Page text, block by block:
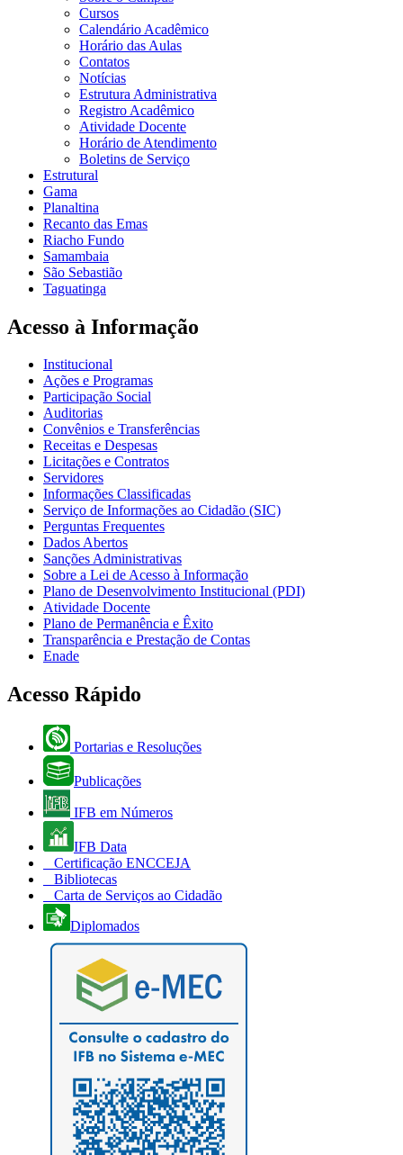
Cursos
Calendário Acadêmico
Horário das Aulas
Contatos
Notícias
Estrutura Administrativa
Registro Acadêmico
Atividade Docente
Horário de Atendimento
Boletins de Serviço
Estrutural
Gama
Planaltina
Recanto das Emas
Riacho Fundo
Samambaia
São Sebastião
Taguatinga
Acesso à Informação
Institucional
Ações e Programas
Participação Social
Auditorias
Convênios e Transferências
Receitas e Despesas
Licitações e Contratos
Servidores
Informações Classificadas
Serviço de Informações ao Cidadão (SIC)
Perguntas Frequentes
Dados Abertos
Sanções Administrativas
Sobre a Lei de Acesso à Informação
Plano de Desenvolvimento Institucional (PDI)
Atividade Docente
Plano de Permanência e Êxito
Transparência e Prestação de Contas
Enade
Acesso Rápido
Portarias e Resoluções
Publicações
IFB em Números
IFB Data
Certificação ENCCEJA
Bibliotecas
Carta de Serviços ao Cidadão
Diplomados